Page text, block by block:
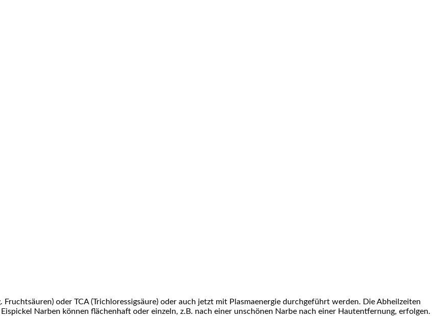
oder TCA (Trichloressigsäure) oder auch jetzt mit Plasmaenergie durchgeführt werden. Die Abheilzeiten
Narben können flächenhaft oder einzeln, z.B. nach einer unschönen Narbe nach einer Hautentfernung, erfolgen.